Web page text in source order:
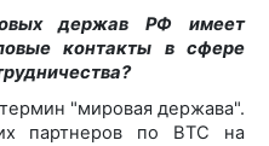
держав РФ имеет
контакты в сфере
"мировая держава".
партнеров по ВТС на